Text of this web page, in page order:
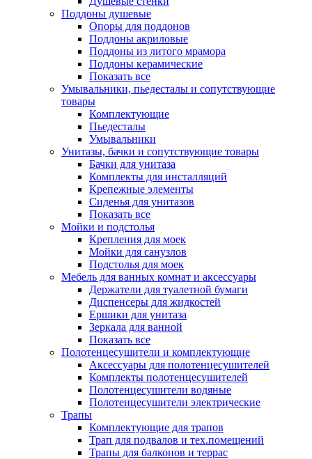
Поддоны душевые
Опоры для поддонов
Поддоны акриловые
Поддоны из литого мрамора
Поддоны керамические
Показать все
Умывальники, пьедесталы и сопутствующие
товары
Комплектующие
Пьедесталы
Умывальники
Унитазы, бачки и сопутствующие товары
Бачки для унитаза
Комплекты для инсталляций
Крепежные элементы
Сиденья для унитазов
Показать все
Мойки и подстолья
Крепления для моек
Мойки для санузлов
Подстолья для моек
Мебель для ванных комнат и аксессуары
Держатели для туалетной бумаги
Диспенсеры для жидкостей
Ершики для унитаза
Зеркала для ванной
Показать все
Полотенцесушители и комплектующие
Аксессуары для полотенцесушителей
Комплекты полотенцесушителей
Полотенцесушители водяные
Полотенцесушители электрические
Трапы
Комплектующие для трапов
Трап для подвалов и тех.помещений
Трапы для балконов и террас